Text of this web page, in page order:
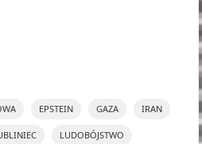
EPSTEIN GAZA IRAN
LUDOBÓJSTWO